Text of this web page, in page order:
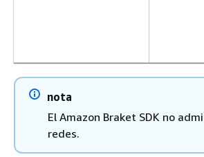
nota
El Amazon Braket SDK no
redes.